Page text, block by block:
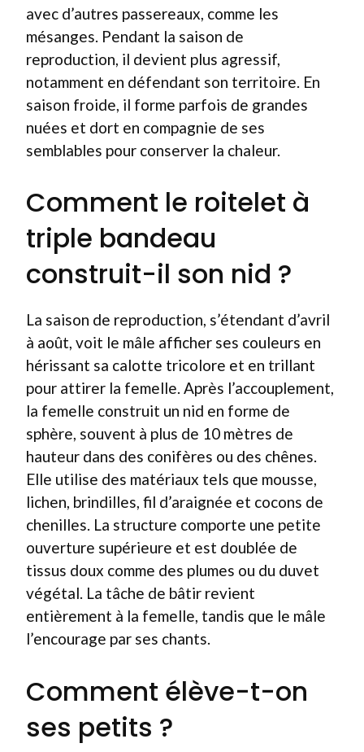
avec d’autres passereaux, comme les
mésanges. Pendant la saison de
reproduction, il devient plus agressif,
notamment en défendant son territoire. En
saison froide, il forme parfois de grandes
nuées et dort en compagnie de ses
semblables pour conserver la chaleur.
Comment le roitelet à
triple bandeau
construit-il son nid ?
La saison de reproduction, s’étendant d’avril
à août, voit le mâle afficher ses couleurs en
hérissant sa calotte tricolore et en trillant
pour attirer la femelle. Après l’accouplement,
la femelle construit un nid en forme de
sphère, souvent à plus de 10 mètres de
hauteur dans des conifères ou des chênes.
Elle utilise des matériaux tels que mousse,
lichen, brindilles, fil d’araignée et cocons de
chenilles. La structure comporte une petite
ouverture supérieure et est doublée de
tissus doux comme des plumes ou du duvet
végétal. La tâche de bâtir revient
entièrement à la femelle, tandis que le mâle
l’encourage par ses chants.
Comment élève-t-on
ses petits ?